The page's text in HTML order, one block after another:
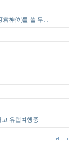
君神位)를 쓸 무…
고 유럽여행중